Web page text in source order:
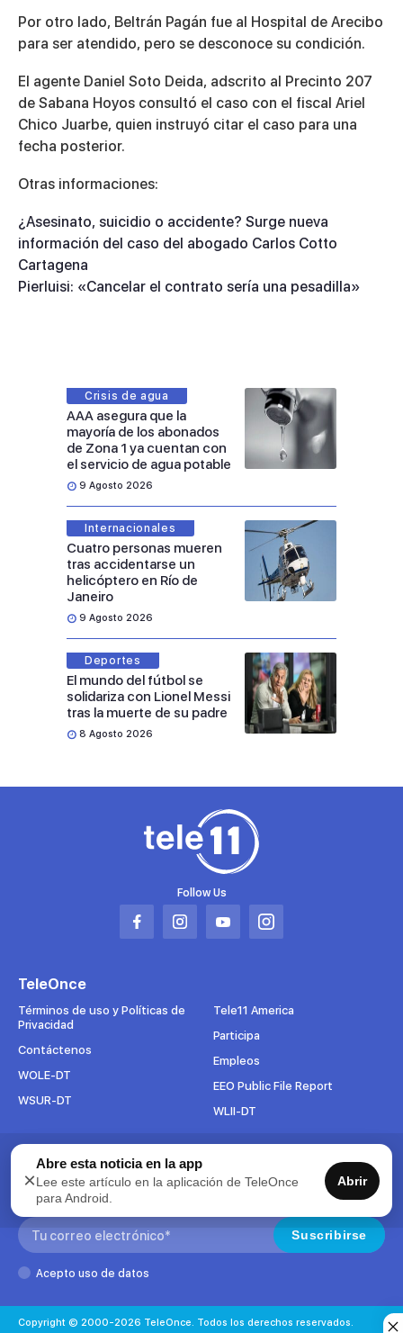
Por otro lado, Beltrán Pagán fue al Hospital de Arecibo
para ser atendido, pero se desconoce su condición.
El agente Daniel Soto Deida, adscrito al Precinto 207
de Sabana Hoyos consultó el caso con el fiscal Ariel
Chico Juarbe, quien instruyó citar el caso para una
fecha posterior.
Otras informaciones:
¿Asesinato, suicidio o accidente? Surge nueva
información del caso del abogado Carlos Cotto
Cartagena
Pierluisi: «Cancelar el contrato sería una pesadilla»
Crisis de agua
AAA asegura que la
mayoría de los abonados
de Zona 1 ya cuentan con
el servicio de agua potable
9 Agosto 2026
Internacionales
Cuatro personas mueren
tras accidentarse un
helicóptero en Río de
Janeiro
9 Agosto 2026
Deportes
El mundo del fútbol se
solidariza con Lionel Messi
tras la muerte de su padre
8 Agosto 2026
Follow Us
Abrir
pestaña
Abrir
pestaña
Abrir
pestaña
Abrir
pestaña
TeleOnce
Términos de uso y Políticas de
Privacidad
Contáctenos
WOLE-DT
WSUR-DT
Tele11 America
Participa
Empleos
EEO Public File Report
WLII-DT
Suscríbete al boletín
Para mantenerse al tanto de todo lo que pasa en TeleOnce,
suscríbase ahora a nuestros boletines.
Search: Suscribirse
Acepto uso de datos
Copyright © 2000-2026 TeleOnce. Todos los derechos reservados.
×
Abre esta noticia en la app
Lee este artículo en la aplicación de TeleOnce
para Android.
Abrir